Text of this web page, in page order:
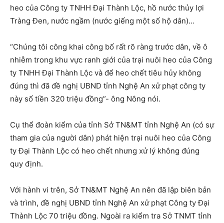
heo của Công ty TNHH Đại Thành Lộc, hồ nước thủy lợi
Tràng Đen, nước ngầm (nước giếng một số hộ dân)…
“Chúng tôi công khai công bố rất rõ ràng trước dân, về ô
nhiễm trong khu vực ranh giới của trại nuôi heo của Công
ty TNHH Đại Thành Lộc và để heo chết tiêu hủy không
đúng thì đã đề nghị UBND tỉnh Nghệ An xử phạt công ty
này số tiền 320 triệu đồng”- ông Nông nói.
Cụ thể đoàn kiểm của tỉnh Sở TN&MT tỉnh Nghệ An (có sự
tham gia của người dân) phát hiện trại nuôi heo của Công
ty Đại Thành Lộc có heo chết nhưng xử lý không đúng
quy định.
Với hành vi trên, Sở TN&MT Nghệ An nên đã lập biên bản
và trình, đề nghị UBND tỉnh Nghệ An xử phạt Công ty Đại
Thành Lộc 70 triệu đồng. Ngoài ra kiểm tra Sở TNMT tỉnh